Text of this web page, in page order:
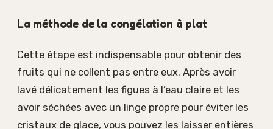
La méthode de la congélation à plat
Cette étape est indispensable pour obtenir des
fruits qui ne collent pas entre eux. Après avoir
lavé délicatement les figues à l’eau claire et les
avoir séchées avec un linge propre pour éviter les
cristaux de glace, vous pouvez les laisser entières